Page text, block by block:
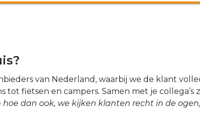
van Nederland, waarbij we de klant
fietsen en campers. Samen met je collega’s
hoe dan ook, we kijken klanten recht in de